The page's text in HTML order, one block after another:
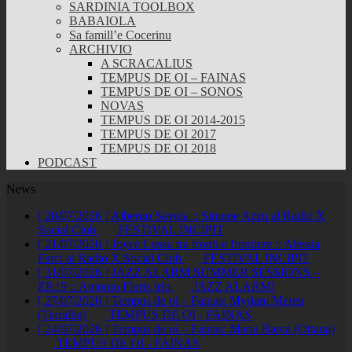
SARDINIA TOOLBOX
BABAIOLA
Sa famill’e Cocerinu
ARCHIVIO
A SCRACALIUS
TEMPUS DE OI – FAINAS
TEMPUS DE OI – SONOS
NOVAS
TEMPUS DE OI 2014-2015
TEMPUS DE OI 2017
TEMPUS DE OI 2018
PODCAST
News
[ 28/07/2026 ] Albergo Savoia :: Simone Azzu al Radio X
Social Club
FESTIVAL INCIPIT
[ 21/07/2026 ] Joyce Lussu tra fronti e frontiere :: Alessia
Farci al Radio X Social Club
FESTIVAL INCIPIT
[ 31/07/2026 ] JAZZ ALARM SUMMER SESSIONS –
EP.19 :: Antonio Floris trio
JAZZ ALARM!
[ 27/07/2026 ] Tempus de oi – Fainas: Myriam Mereu
(Terralba)
TEMPUS DE OI - FAINAS
[ 24/07/2026 ] Tempus de oi – Fainas: Maria Barca (Ottana)
TEMPUS DE OI - FAINAS